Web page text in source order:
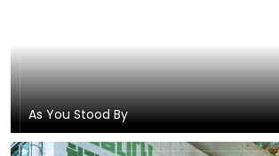
As You Stood By